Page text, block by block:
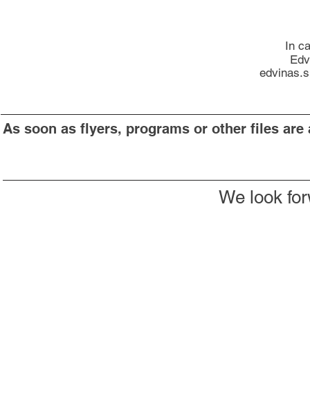
In
As soon as flyers, programs or other files
We look